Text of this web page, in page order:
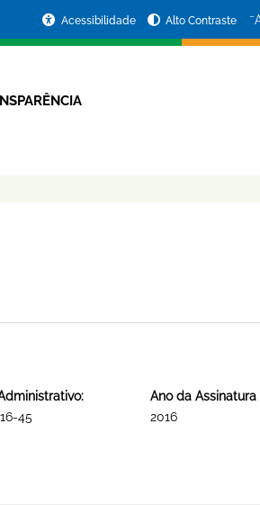
Acessibilidade Alto Contraste −
45
Ano da
2016